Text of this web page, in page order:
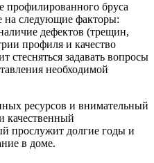
бруса
на следующие факторы:
дефектов (трещин,
профиля и качество
стесняться задавать вопросы
необходимой
ресурсов и внимательный
качественный
прослужит долгие годы и
в доме.